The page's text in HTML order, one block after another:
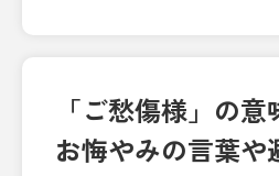
「ご愁傷様」の
お悔やみの言葉